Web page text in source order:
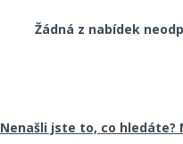
Žádná z nabídek
Nenašli jste to, co